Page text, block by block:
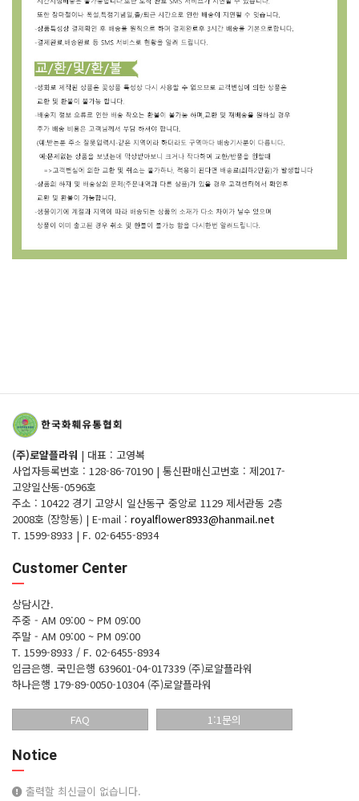
(주)로얄플라워 | 대표 : 고영복
사업자등록번호 : 128-86-70190 | 통신판매신고번호 : 제2017-
고양일산동-0596호
주소 : 10422 경기 고양시 일산동구 중앙로 1129 제서관동 2층
2008호 (장항동) | E-mail : royalflower8933@hanmail.net
T. 1599-8933 | F. 02-6455-8934
Customer Center
상담시간.
주중 - AM 09:00 ~ PM 09:00
주말 - AM 09:00 ~ PM 09:00
T. 1599-8933 / F. 02-6455-8934
입금은행. 국민은행 639601-04-017339 (주)로얄플라워
하나은행 179-89-0050-10304 (주)로얄플라워
FAQ 1:1문의
Notice
출력할 최신글이 없습니다.